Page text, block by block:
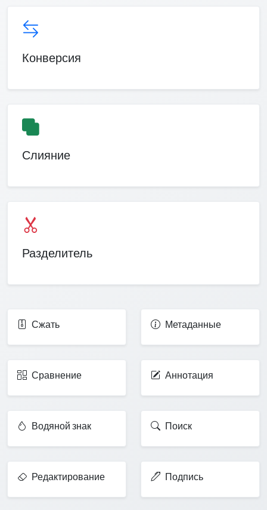
Конверсия
Слияние
Разделитель
Сжать Метаданные
Сравнение Аннотация
Водяной знак Поиск
Редактирование Подпись